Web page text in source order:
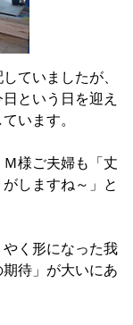
ていましたが、
という日を迎え
います。
様ご夫婦も「丈
しますね～」と
く形になった我
待」が大いにあ